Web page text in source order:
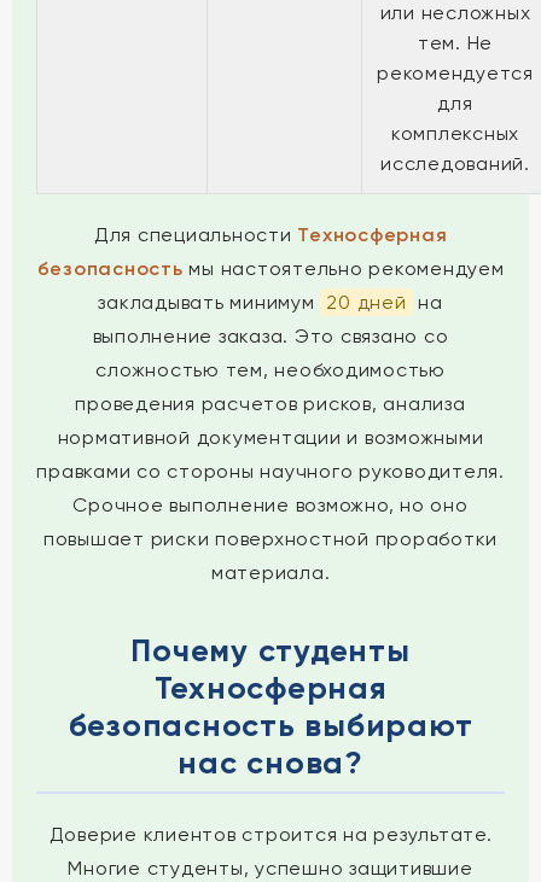
или несложных
тем. Не
рекомендуется
для
комплексных
исследований.
Для специальности Техносферная
безопасность мы настоятельно рекомендуем
закладывать минимум
20 дней на
выполнение заказа. Это связано со
сложностью тем, необходимостью
проведения расчетов рисков, анализа
нормативной документации и возможными
правками со стороны научного руководителя.
Срочное выполнение возможно, но оно
повышает риски поверхностной проработки
материала.
Почему студенты
Техносферная
безопасность выбирают
нас снова?
Доверие клиентов строится на результате.
Многие студенты, успешно защитившие